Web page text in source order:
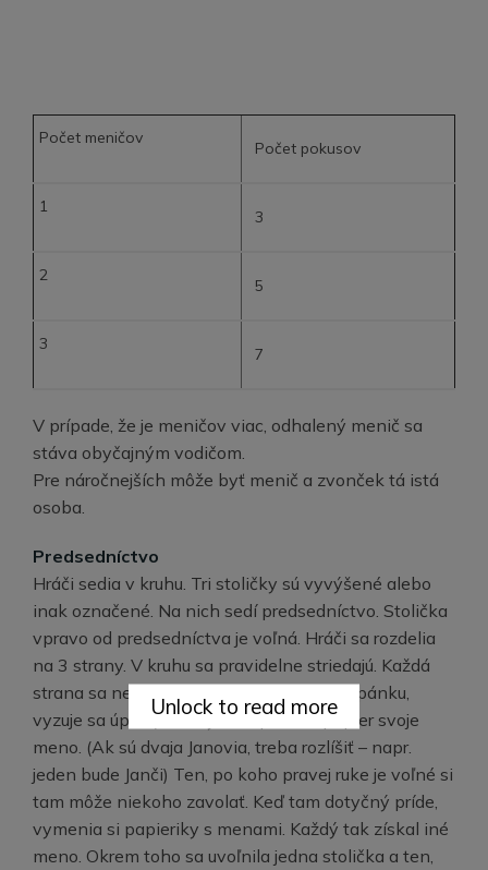
Počet meničov
Počet pokusov
1
3
2
5
3
7
V prípade, že je meničov viac, odhalený menič sa
stáva obyčajným vodičom.
Pre náročnejších môže byť menič a zvonček tá istá
osoba.
Predsedníctvo
Hráči sedia v kruhu. Tri stoličky sú vyvýšené alebo
inak označené. Na nich sedí predsedníctvo. Stolička
vpravo od predsedníctva je voľná. Hráči sa rozdelia
na 3 strany. V kruhu sa pravidelne striedajú. Každá
strana sa nejako označí (vyzuje si ľavú topánku,
vyzuje sa úplne). Každý si napíše na papier svoje
meno. (Ak sú dvaja Janovia, treba rozlíšiť – napr.
jeden bude Janči) Ten, po koho pravej ruke je voľné si
tam môže niekoho zavolať. Keď tam dotyčný príde,
vymenia si papieriky s menami. Každý tak získal iné
meno. Okrem toho sa uvoľnila jedna stolička a ten,
Unlock to read more